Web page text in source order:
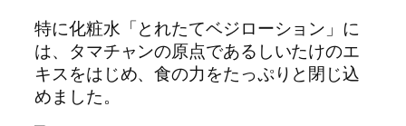
特に化粧水「とれたてベジローション」に
は、タマチャンの原点であるしいたけのエ
キスをはじめ、食の力をたっぷりと閉じ込
めました。